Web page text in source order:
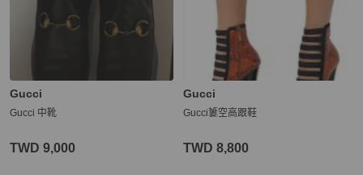
Gucci
Gucci 中靴
TWD 9,000
Gucci
Gucci簍空高跟鞋
TWD 8,800